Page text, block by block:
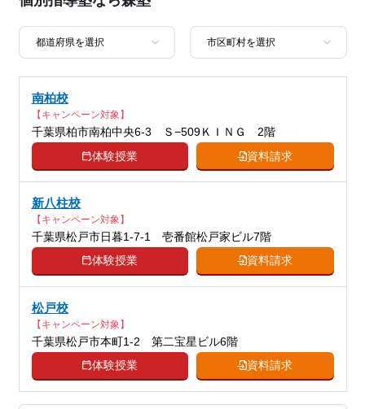
国語、現代文、古典（古文・漢文）、算
数、数学、理科、物理、化学、生物、地
南柏校
【キャンペーン対象】
千葉県柏市南柏中央6-3 Ｓ−509ＫＩＮＧ 2階
体験授業
資料請求
新八柱校
【キャンペーン対象】
千葉県松戸市日暮1-7-1 壱番館松戸家ビル7階
体験授業
資料請求
松戸校
【キャンペーン対象】
千葉県松戸市本町1-2 第二宝星ビル6階
体験授業
資料請求